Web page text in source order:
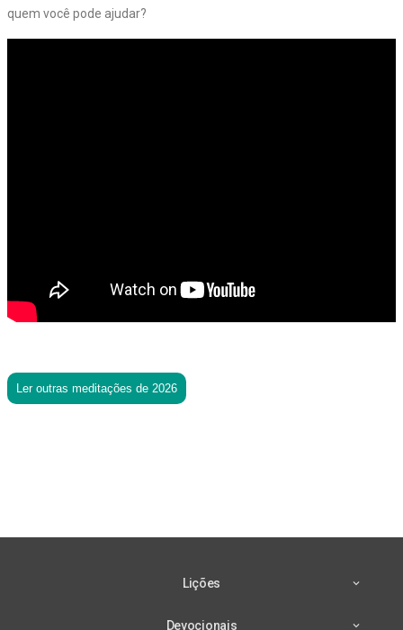
quem você pode ajudar?
Ler outras meditações de 2026
Lições
Devocionais